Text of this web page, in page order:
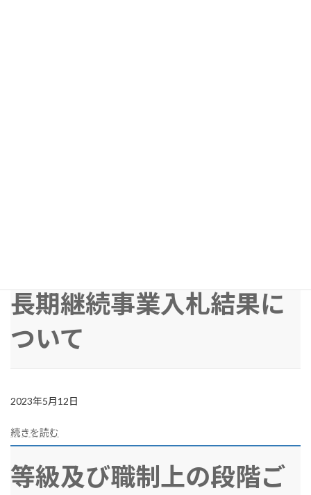
長期継続事業入札結果に
ついて
2023年5月12日
続きを読む
等級及び職制上の段階ご